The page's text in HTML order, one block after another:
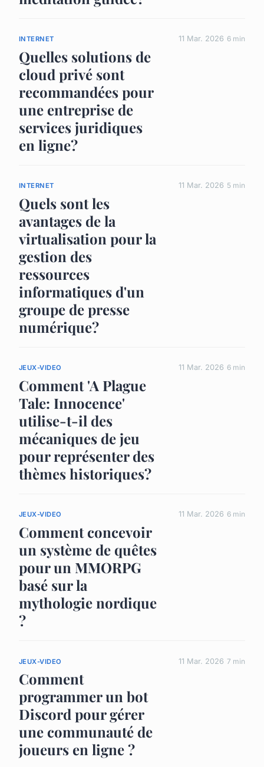
INTERNET
Quelles solutions de
cloud privé sont
recommandées pour
une entreprise de
services juridiques
en ligne?
11 Mar. 2026 6 min
INTERNET
Quels sont les
avantages de la
virtualisation pour la
gestion des
ressources
informatiques d'un
groupe de presse
numérique?
11 Mar. 2026 5 min
JEUX-VIDEO
Comment 'A Plague
Tale: Innocence'
utilise-t-il des
mécaniques de jeu
pour représenter des
thèmes historiques?
11 Mar. 2026 6 min
JEUX-VIDEO
Comment concevoir
un système de quêtes
pour un MMORPG
basé sur la
mythologie nordique
?
11 Mar. 2026 6 min
JEUX-VIDEO
Comment
programmer un bot
Discord pour gérer
une communauté de
joueurs en ligne ?
11 Mar. 2026 7 min